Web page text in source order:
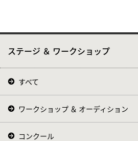
ステージ ＆ ワークショップ
すべて
ワークショップ ＆ オーディション
コンクール